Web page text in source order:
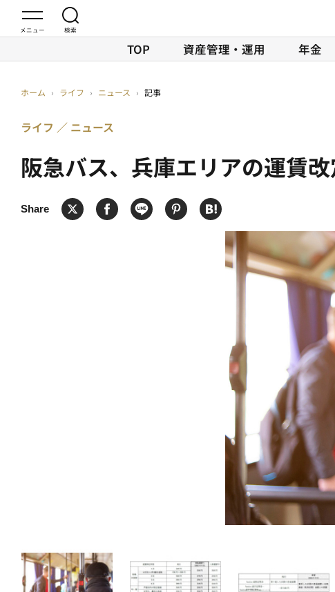
TOP 資産管理・運用 年金
ホーム › ライフ › ニュース › 記事
阪急バス、兵庫エリアの運賃
ライフ ニュース